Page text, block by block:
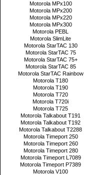
Motorola MPx100
Motorola MPx200
Motorola MPx220
Motorola MPx300
Motorola PEBL
Motorola SlimLite
Motorola StarTAC 130
Motorola StarTAC 75
Motorola StarTAC 75+
Motorola StarTAC 85
Motorola StarTAC Rainbow
Motorola T180
Motorola T190
Motorola T720
Motorola T720i
Motorola T725
Motorola Talkabout T191
Motorola Talkabout T192
Motorola Talkabout T2288
Motorola Timeport 250
Motorola Timeport 260
Motorola Timeport 280
Motorola Timeport L7089
Motorola Timeport P7389
Motorola V100